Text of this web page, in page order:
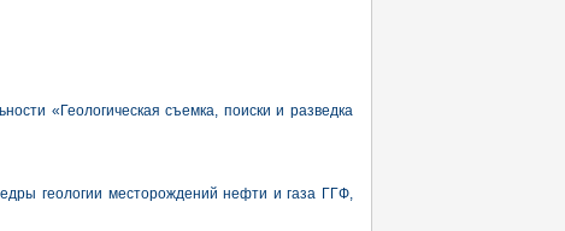
«Геологическая съемка, поиски и разведка
геологии месторождений нефти и газа ГГФ,